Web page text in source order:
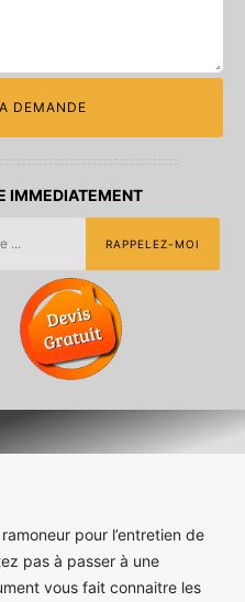
IMMEDIATEMENT
pour l’entretien de
pas à passer à une
vous fait connaitre les